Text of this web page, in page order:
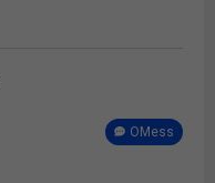
OMess